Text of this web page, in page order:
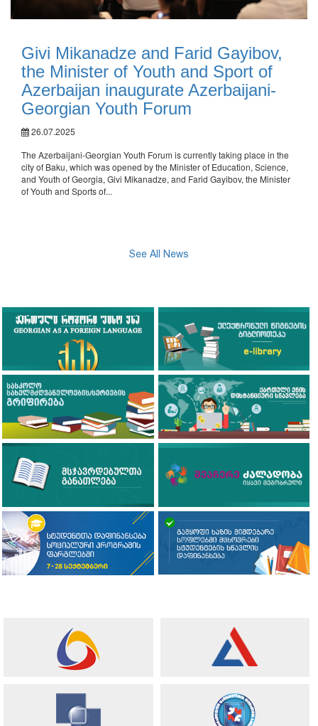
Givi Mikanadze and Farid Gayibov,
the Minister of Youth and Sport of
Azerbaijan inaugurate Azerbaijani-
Georgian Youth Forum
26.07.2025
The Azerbaijani-Georgian Youth Forum is currently taking place in the
city of Baku, which was opened by the Minister of Education, Science,
and Youth of Georgia, Givi Mikanadze, and Farid Gayibov, the Minister
of Youth and Sports of...
See All News